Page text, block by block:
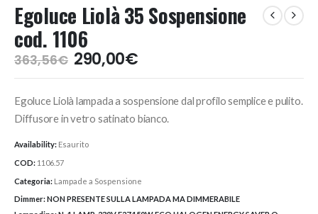
Egoluce Liolà 35 Sospensione
cod. 1106
363,56€ Il
prezzo
era:
363,56€.
290,00€Il
prezzo
è:
290,00€.
Egoluce Liolà lampada a sospensione dal profilo semplice e pulito.
Diffusore in vetro satinato bianco.
Availability: Esaurito
COD: 1106.57
Categoria: Lampade a Sospensione
Dimmer:NON PRESENTE SULLA LAMPADA MA DIMMERABILE